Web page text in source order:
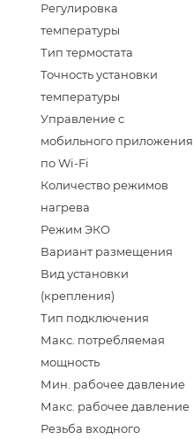
Регулировка
температуры
Тип термостата
Точность установки
температуры
Управление c
мобильного приложения
по Wi-Fi
Количество режимов
нагрева
Режим ЭКО
Вариант размещения
Вид установки
(крепления)
Тип подключения
Макс. потребляемая
мощность
Мин. рабочее давление
Макс. рабочее давление
Резьба входного